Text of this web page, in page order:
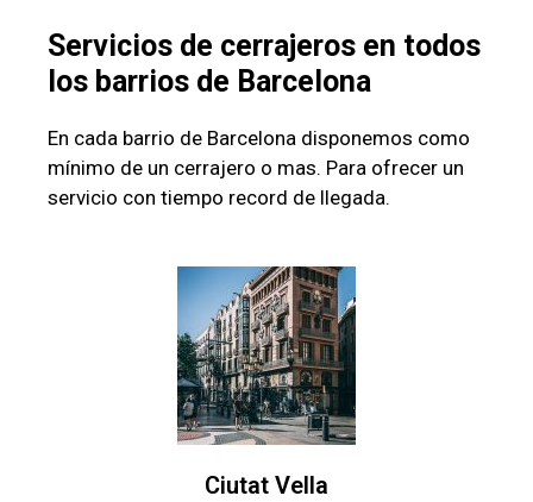
Servicios de cerrajeros en todos
los barrios de Barcelona
En cada barrio de Barcelona disponemos como
mínimo de un cerrajero o mas. Para ofrecer un
servicio con tiempo record de llegada.
Ciutat Vella